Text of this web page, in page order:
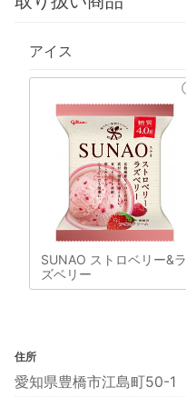
アイス
SUNAO ストロベリー&ラ
ズベリー
住所
愛知県豊橋市江島町50-1